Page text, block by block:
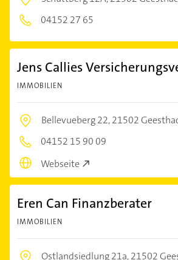
04152 27 65
Jens Callies
IMMOBILIEN
Bellevueberg 22,21502
04152 15 90 09
Webseite
Eren Can Finanzberater
IMMOBILIEN
Ostlandsiedlung 21a,21502